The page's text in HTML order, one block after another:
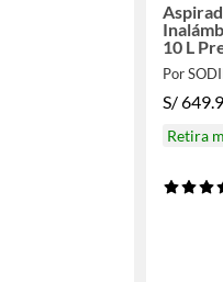
10 L
Por
S/
Retira